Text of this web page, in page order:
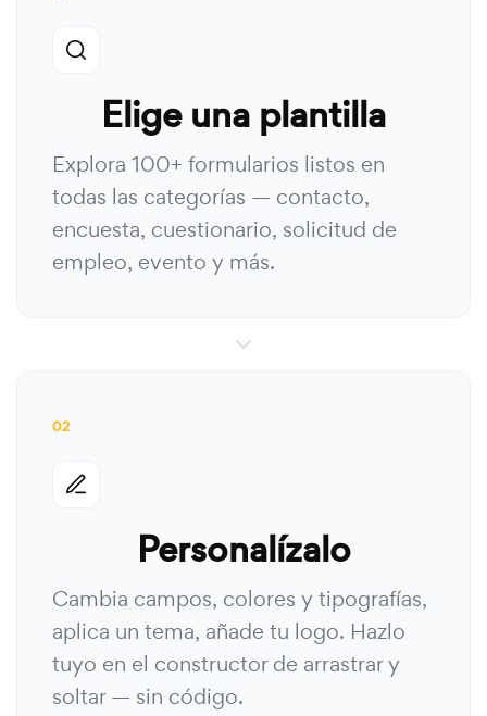
Elige una plantilla
Explora 100+ formularios listos en
todas las categorías — contacto,
encuesta, cuestionario, solicitud de
empleo, evento y más.
02
Personalízalo
Cambia campos, colores y tipografías,
aplica un tema, añade tu logo. Hazlo
tuyo en el constructor de arrastrar y
soltar — sin código.